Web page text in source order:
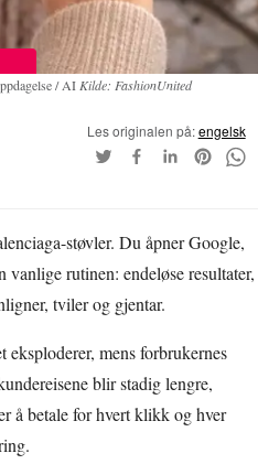
/ AI Kilde: FashionUnited
Les originalen på:engelsk
støvler. Du åpner Google,
rutinen: endeløse resultater,
tviler og gjentar.
mens forbrukernes
blir stadig lengre,
å betale for hvert klikk og hver